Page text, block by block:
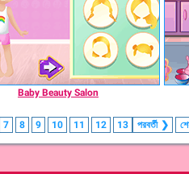
Baby Beauty Salon
7 8 9 10 11 12 13 পরবর্তী ❯